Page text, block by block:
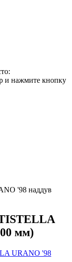
и нажмите кнопку
'98 наддув
мм)